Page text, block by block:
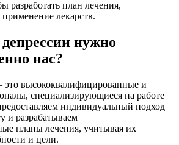
разработать план лечения,
лекарств.
нужно
нас?
высококвалифицированные и
специализирующиеся на работе
индивидуальный подход
и разрабатываем
планы лечения, учитывая их
и цели.